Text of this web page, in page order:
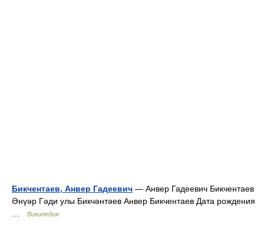
Бикчентаев, Анвер Гадеевич — Анвер Гадеевич Бикчентаев
Әнүәр Гәди улы Бикчәнтәев Анвер Бикчентаев Дата рождения
Википедия